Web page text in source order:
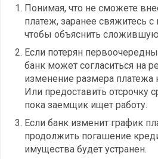
Понимая, что не сможете
платеж, заранее свяжитесь с
чтобы объяснить
Если потерян
банк может согласиться на
изменение размера платежа
Или предоставить отсрочку
пока заемщик ищет работу.
Если банк изменит график
продолжить погашение
имущества будет устранен.